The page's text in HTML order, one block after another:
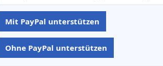
Mit PayPal unterstützen
Ohne PayPal unterstützen